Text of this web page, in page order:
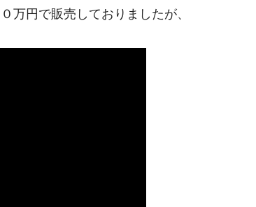
万円で販売しておりましたが、